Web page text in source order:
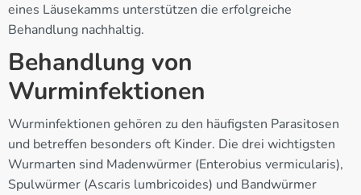
eines Läusekamms unterstützen die erfolgreiche
Behandlung nachhaltig.
Behandlung von
Wurminfektionen
Wurminfektionen gehören zu den häufigsten Parasitosen
und betreffen besonders oft Kinder. Die drei wichtigsten
Wurmarten sind Madenwürmer (Enterobius vermicularis),
Spulwürmer (Ascaris lumbricoides) und Bandwürmer